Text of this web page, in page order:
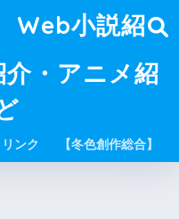
Web小説紹
・アニメ紹
リンク 【冬色創作総合】